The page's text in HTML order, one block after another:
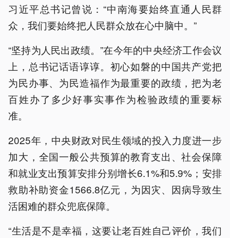
习近平总书记曾说：“中南海要始终直通人民群
众，我们要始终把人民群众放在心中脑中。”
“坚持为人民出政绩。”在今年的中央经济工作会议
上，总书记话语谆谆。初心如磐的中国共产党把
为民办事、为民造福作为最重要的政绩，把为老
百姓办了多少好事实事作为检验政绩的重要标
准。
2025年，中央财政对民生领域的投入力度进一步
加大，全国一般公共预算的教育支出、社会保障
和就业支出预算安排分别增长6.1%和5.9%；安排
救助补助资金1566.8亿元，为因灾、因病导致生
活困难的群众兜底保障。
“生活是不是幸福，这要让老百姓自己评价，我们